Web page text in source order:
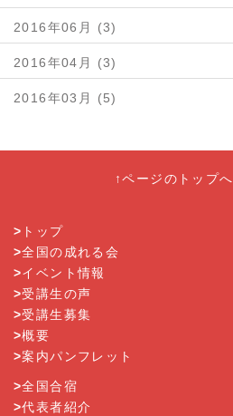
2016年06月 (3)
2016年04月 (3)
2016年03月 (5)
↑ページのトップへ
> トップ
>全国の成れる会
>イベント情報
>受講生の声
>受講生募集
>概要
>案内パンフレット
>全国合宿
>代表者紹介